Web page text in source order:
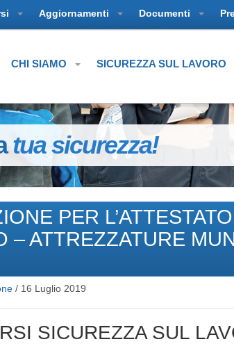
Aggiornamenti Documenti
CHI SIAMO SICUREZZA SUL LAVORO
tua sicurezza!
PER
– ATTREZZATURE
/ 16 Luglio 2019
SICUREZZA SUL